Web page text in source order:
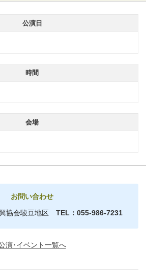
公演日
時間
会場
お問い合わせ
協会駿豆地区 TEL：055-986-7231
演･イベント一覧へ